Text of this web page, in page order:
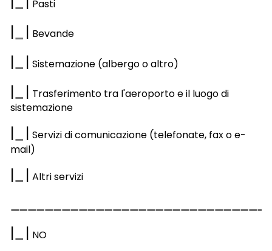
Pasti
| | Bevande
| | Sistemazione (albergo o altro)
| | Trasferimento tra l'aeroporto e il luogo di
sistemazione
| | Servizi di comunicazione (telefonate, fax o e-
mail)
| | Altri servizi
| | NO